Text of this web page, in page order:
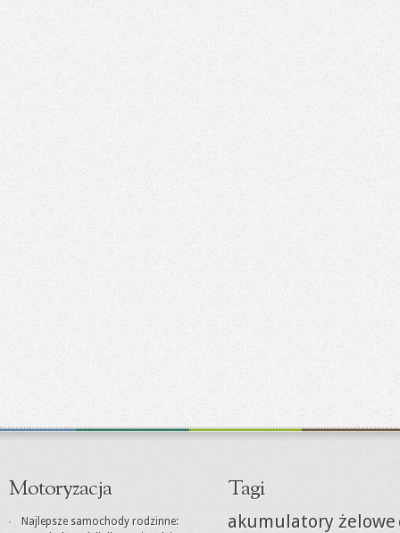
Motoryzacja
Najlepsze samochody rodzinne:
Tagi
akumulatory żelowe